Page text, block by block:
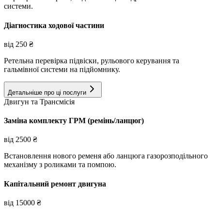
системи.
Діагностика ходової частини
від 250 ₴
Ретельна перевірка підвіски, рульового керування та
гальмівної системи на підйомнику.
Детальніше про ці послуги
Двигун та Трансмісія
Заміна комплекту ГРМ (ремінь/ланцюг)
від 2500 ₴
Встановлення нового ременя або ланцюга газорозподільного
механізму з роликами та помпою.
Капітальний ремонт двигуна
від 15000 ₴